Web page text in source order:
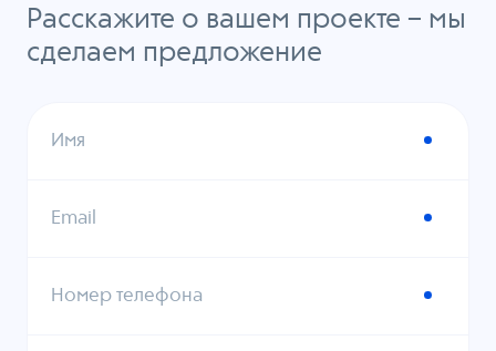
Расскажите о вашем проекте – мы
сделаем предложение
Имя
Email
Номер телефона